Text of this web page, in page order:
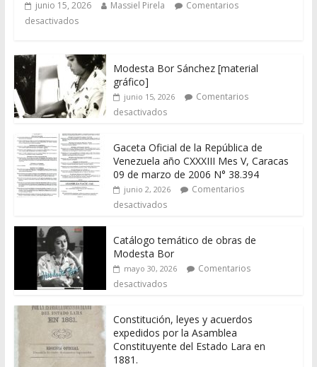
junio 15, 2026 Massiel Pirela
Comentarios
desactivados
Modesta Bor Sánchez [material
gráfico]
junio 15, 2026
Comentarios
desactivados
Gaceta Oficial de la República de
Venezuela año CXXXIII Mes V, Caracas
09 de marzo de 2006 N° 38.394
junio 2, 2026
Comentarios
desactivados
Catálogo temático de obras de
Modesta Bor
mayo 30, 2026
Comentarios
desactivados
Constitución, leyes y acuerdos
expedidos por la Asamblea
Constituyente del Estado Lara en
1881.